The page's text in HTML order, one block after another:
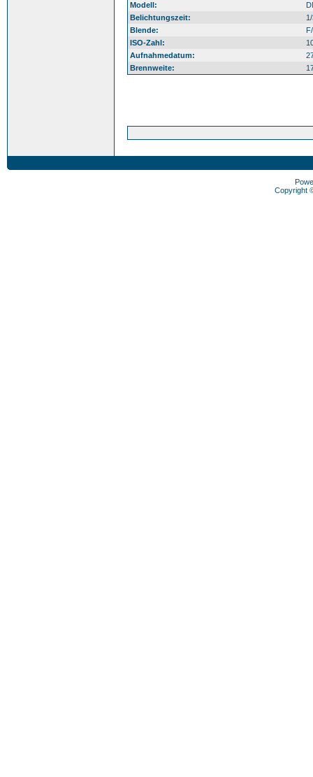
Modell:
Belichtungszeit:
Blende:
ISO-Zahl:
Aufnahmedatum:
Brennweite:
Copyright